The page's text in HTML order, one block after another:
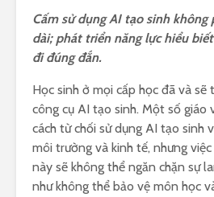
Cấm sử dụng AI tạo sinh không
dài; phát triển năng lực hiểu
đi đúng đắn.
Học sinh ở mọi cấp học đã và sẽ
công cụ AI tạo sinh. Một số giáo
cách từ chối sử dụng AI tạo sinh
môi trường và kinh tế, nhưng
này sẽ không thể ngăn chặn sự
như không thể bảo vệ môn học